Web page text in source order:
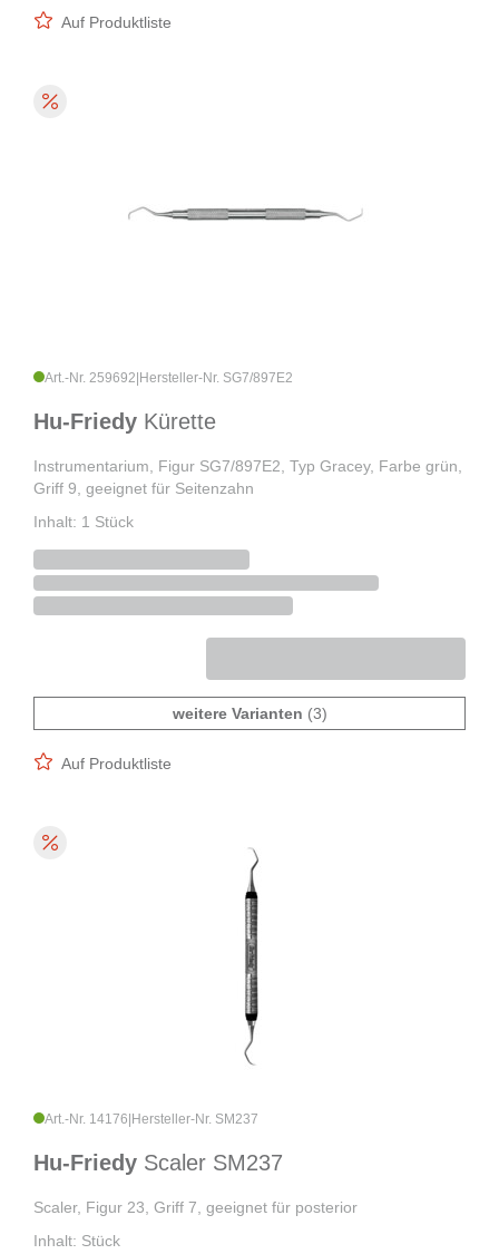
Auf Produktliste
Art.-Nr. 259692 Hersteller-Nr. SG7/897E2
Hu-Friedy Kürette
Instrumentarium, Figur SG7/897E2, Typ Gracey, Farbe grün,
Griff 9, geeignet für Seitenzahn
Inhalt: 1 Stück
weitere Varianten (3)
Auf Produktliste
Art.-Nr. 14176 Hersteller-Nr. SM237
Hu-Friedy Scaler SM237
Scaler, Figur 23, Griff 7, geeignet für posterior
Inhalt: Stück